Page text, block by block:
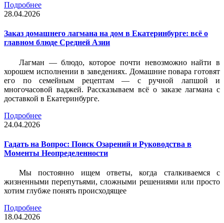
Подробнее
28.04.2026
Заказ домашнего лагмана на дом в Екатеринбурге: всё о
главном блюде Средней Азии
Лагман — блюдо, которое почти невозможно найти в
хорошем исполнении в заведениях. Домашние повара готовят
его по семейным рецептам — с ручной лапшой и
многочасовой ваджей. Рассказываем всё о заказе лагмана с
доставкой в Екатеринбурге.
Подробнее
24.04.2026
Гадать на Вопрос: Поиск Озарений и Руководства в
Моменты Неопределенности
Мы постоянно ищем ответы, когда сталкиваемся с
жизненными перепутьями, сложными решениями или просто
хотим глубже понять происходящее
Подробнее
18.04.2026